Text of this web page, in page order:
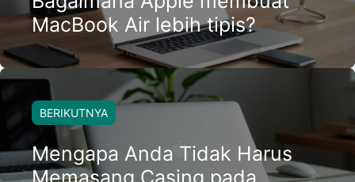
MacBook Air lebih tipis?
BERIKUTNYA
Mengapa Anda Tidak Harus
Memasang Casing pada